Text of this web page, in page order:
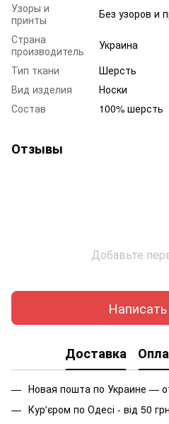
Узоры и
принты
Без узоров и
Страна
производитель
Украина
Тип ткани
Шерсть
Вид изделия
Носки
Состав
100% шерсть
Отзывы
Добавьте
Доставка
Новая пошта по Украине —
Кур'єром по Одесі - від 50 грн